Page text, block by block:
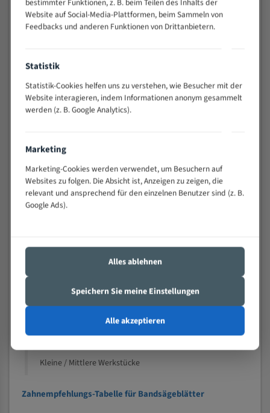
Vorteile:
Vielseitiges Bandsägeblatt für verschiedenste
Widerstandsfähig gegen Zahnbruch auch bei
wechselnde Verbindungslängen)
Sehr geringe Vibration
Technische Beschreibung:
Positiver Spanwinkel
Bandkörper aus hochlegiertem Federstahl
Legierte HSS-beschichtete Zahnspitzen
Nichteisenmetalle
Speziell entwickelt für Profile / Rohre
Kleine und mittlere Profile / Kleine Durchmesser
Kleine / Mittlere Werkstücke
Zahnempfehlungs-Tabelle für Bandsägeblätter
bestimmter Funktionen, z. B. beim Teilen des Inhalts der
Website auf Social-Media-Plattformen, beim Sammeln von
Feedbacks und anderen Funktionen von Drittanbietern.
Statistik
Statistik-Cookies helfen uns zu verstehen, wie Besucher mit der
Website interagieren, indem Informationen anonym gesammelt
werden (z. B. Google Analytics).
Marketing
Marketing-Cookies werden verwendet, um Besuchern auf
Websites zu folgen. Die Absicht ist, Anzeigen zu zeigen, die
relevant und ansprechend für den einzelnen Benutzer sind (z. B.
Google Ads).
Alles ablehnen
Speichern Sie meine Einstellungen
Alle akzeptieren